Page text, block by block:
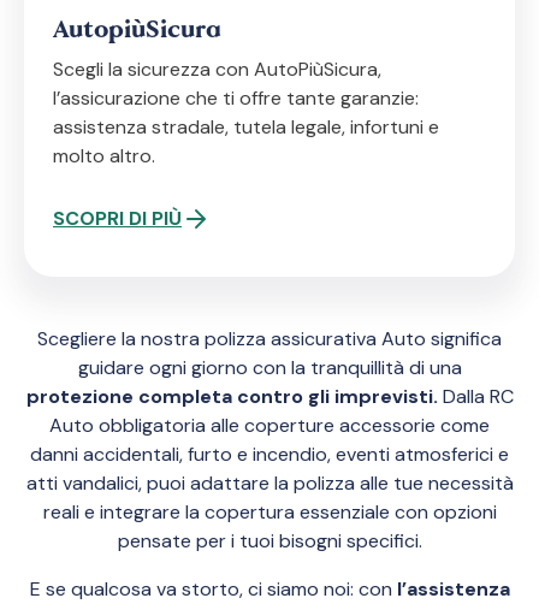
AutopiùSicura
Scegli la sicurezza con AutoPiùSicura,
l’assicurazione che ti offre tante garanzie:
assistenza stradale, tutela legale, infortuni e
molto altro.
SCOPRI DI PIÙ
Scegliere la nostra polizza assicurativa Auto significa
guidare ogni giorno con la tranquillità di una
protezione completa contro gli imprevisti. Dalla RC
Auto obbligatoria alle coperture accessorie come
danni accidentali, furto e incendio, eventi atmosferici e
atti vandalici, puoi adattare la polizza alle tue necessità
reali e integrare la copertura essenziale con opzioni
pensate per i tuoi bisogni specifici.
E se qualcosa va storto, ci siamo noi: con l’assistenza